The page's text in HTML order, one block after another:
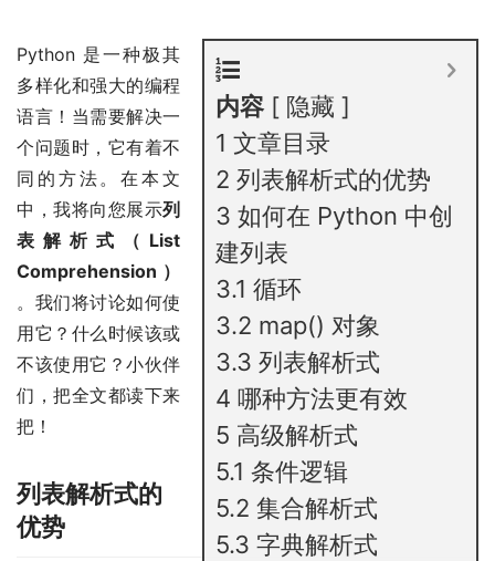
内容
隐藏
1 文章目录
2 列表解析式的优势
3 如何在 Python 中创
建列表
3.1 循环
3.2 map() 对象
3.3 列表解析式
4 哪种方法更有效
5 高级解析式
5.1 条件逻辑
5.2 集合解析式
5.3 字典解析式
Python 是一种极其
多样化和强大的编程
语言！当需要解决一
个问题时，它有着不
同的方法。在本文
中，我将向您展示列
表解析式（List
Comprehension）
。我们将讨论如何使
用它？什么时候该或
不该使用它？小伙伴
们，把全文都读下来
把！
列表解析式的
优势